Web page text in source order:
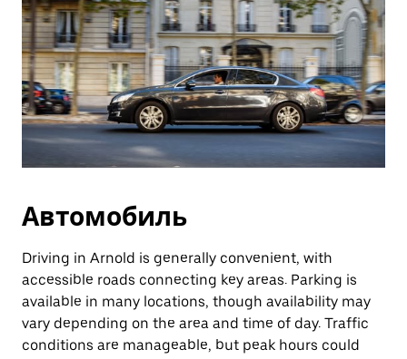
Автомобиль
Driving in Arnold is generally convenient, with
accessible roads connecting key areas. Parking is
available in many locations, though availability may
vary depending on the area and time of day. Traffic
conditions are manageable, but peak hours could